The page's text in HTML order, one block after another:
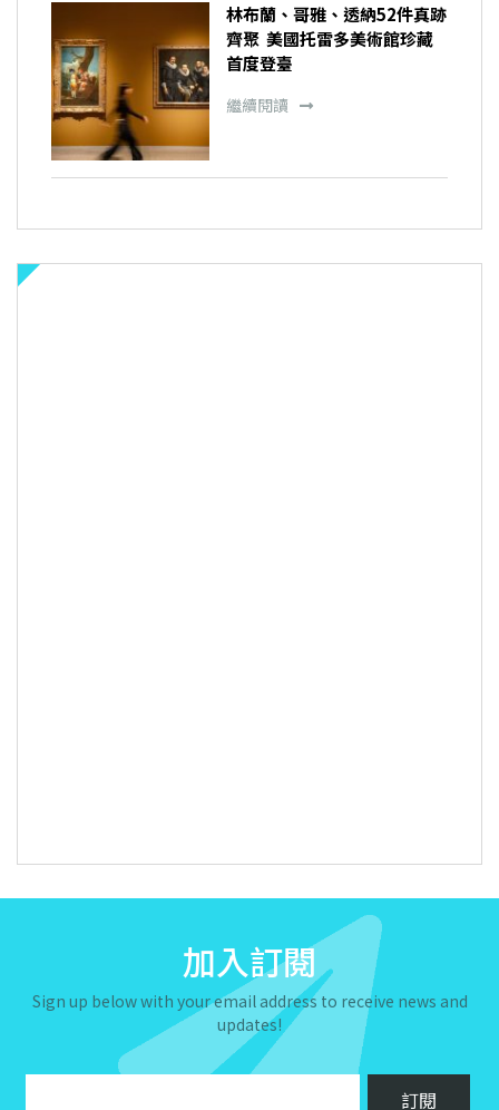
林布蘭、哥雅、透納52件真跡
齊聚 美國托雷多美術館珍藏
首度登臺
繼續閱讀
加入訂閱
Sign up below with your email address to receive news and
updates!